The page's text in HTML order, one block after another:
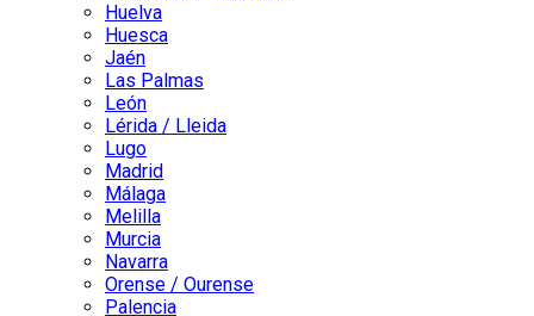
Huelva
Huesca
Jaén
Las Palmas
León
Lérida / Lleida
Lugo
Madrid
Málaga
Melilla
Murcia
Navarra
Orense / Ourense
Palencia